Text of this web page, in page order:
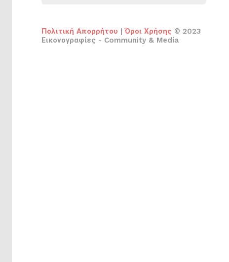
Πολιτική Απορρήτου | Όροι Χρήσης © 2023
Εικονογραφίες - Community & Media